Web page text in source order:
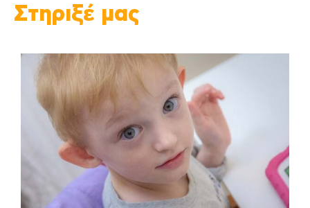
Στηριξέ μας